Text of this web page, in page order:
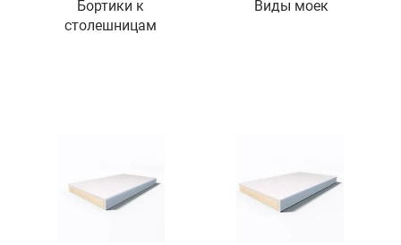
Бортики к
столешницам
Виды моек